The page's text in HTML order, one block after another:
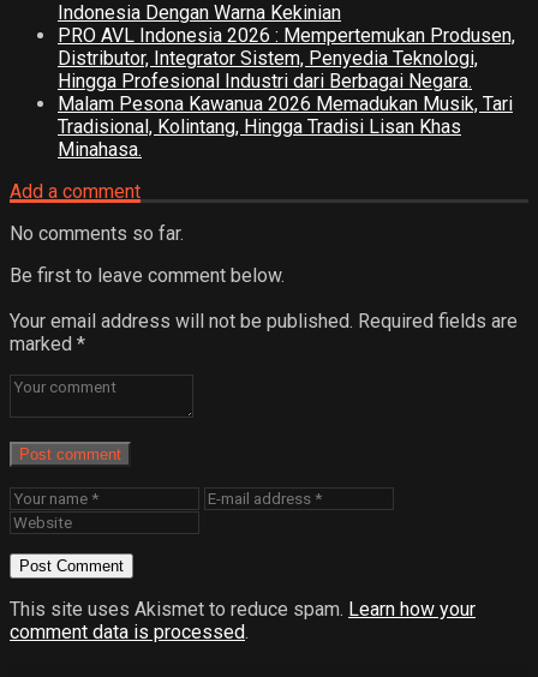
Indonesia Dengan Warna Kekinian
PRO AVL Indonesia 2026 : Mempertemukan Produsen,
Distributor, Integrator Sistem, Penyedia Teknologi,
Hingga Profesional Industri dari Berbagai Negara.
Malam Pesona Kawanua 2026 Memadukan Musik, Tari
Tradisional, Kolintang, Hingga Tradisi Lisan Khas
Minahasa.
Add a comment
No comments so far.
Be first to leave comment below.
Your email address will not be published. Required fields are
marked *
Post comment
This site uses Akismet to reduce spam. Learn how your
comment data is processed.